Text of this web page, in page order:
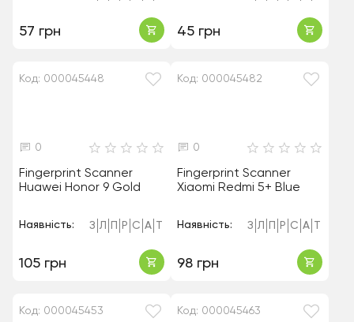
57 грн 45 грн
Код: 000045448
0
Fingerprint Scanner
Huawei Honor 9 Gold
Наявність: З Л Р С А
105 грн
Код: 000045482
0
Fingerprint Scanner
Xiaomi Redmi 5+ Blue
Наявність: З Л Р С А
98 грн
Код: 000045453 Код: 000045463